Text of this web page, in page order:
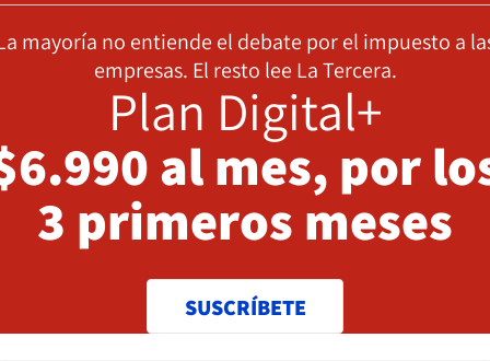
mayoría no entiende el debate por el impuesto a
empresas. El resto lee La Tercera.
Plan Digital+
al mes, por
3 primeros meses
SUSCRÍBETE